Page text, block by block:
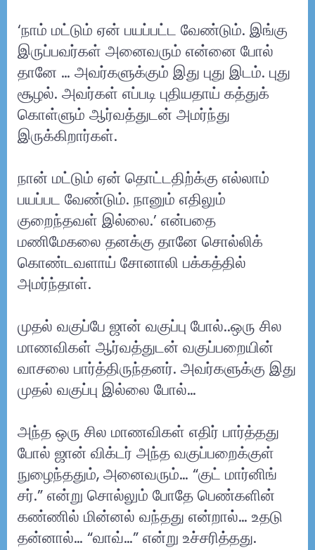
‘நாம் மட்டும் ஏன் பயப்பட்ட வேண்டும். இங்கு
இருப்பவர்கள் அனைவரும் என்னை போல்
தானே … அவர்களுக்கும் இது புது இடம். புது
சூழல். அவர்கள் எப்படி புதியதாய் கத்துக்
கொள்ளும் ஆர்வத்துடன் அமர்ந்து
இருக்கிறார்கள்.
நான் மட்டும் ஏன் தொட்டதிற்க்கு எல்லாம்
பயப்பட வேண்டும். நானும் எதிலும்
குறைந்தவள் இல்லை.’ என்பதை
மணிமேகலை தனக்கு தானே சொல்லிக்
கொண்டவளாய் சோனாலி பக்கத்தில்
அமர்ந்தாள்.
முதல் வகுப்பே ஜான் வகுப்பு போல்..ஒரு சில
மாணவிகள் ஆர்வத்துடன் வகுப்பறையின்
வாசலை பார்த்திருந்தனர். அவர்களுக்கு இது
முதல் வகுப்பு இல்லை போல்…
அந்த ஒரு சில மாணவிகள் எதிர் பார்த்தது
போல் ஜான் விக்டர் அந்த வகுப்பறைக்குள்
நுழைந்ததும், அனைவரும்… “குட் மார்னிங்
சர்.” என்று சொல்லும் போதே பெண்களின்
கண்ணில் மின்னல் வந்தது என்றால்… உதடு
தன்னால்… “வாவ்…” என்று உச்சரித்தது.